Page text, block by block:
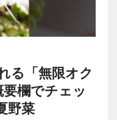
る「無限オク
欄でチェッ
野菜